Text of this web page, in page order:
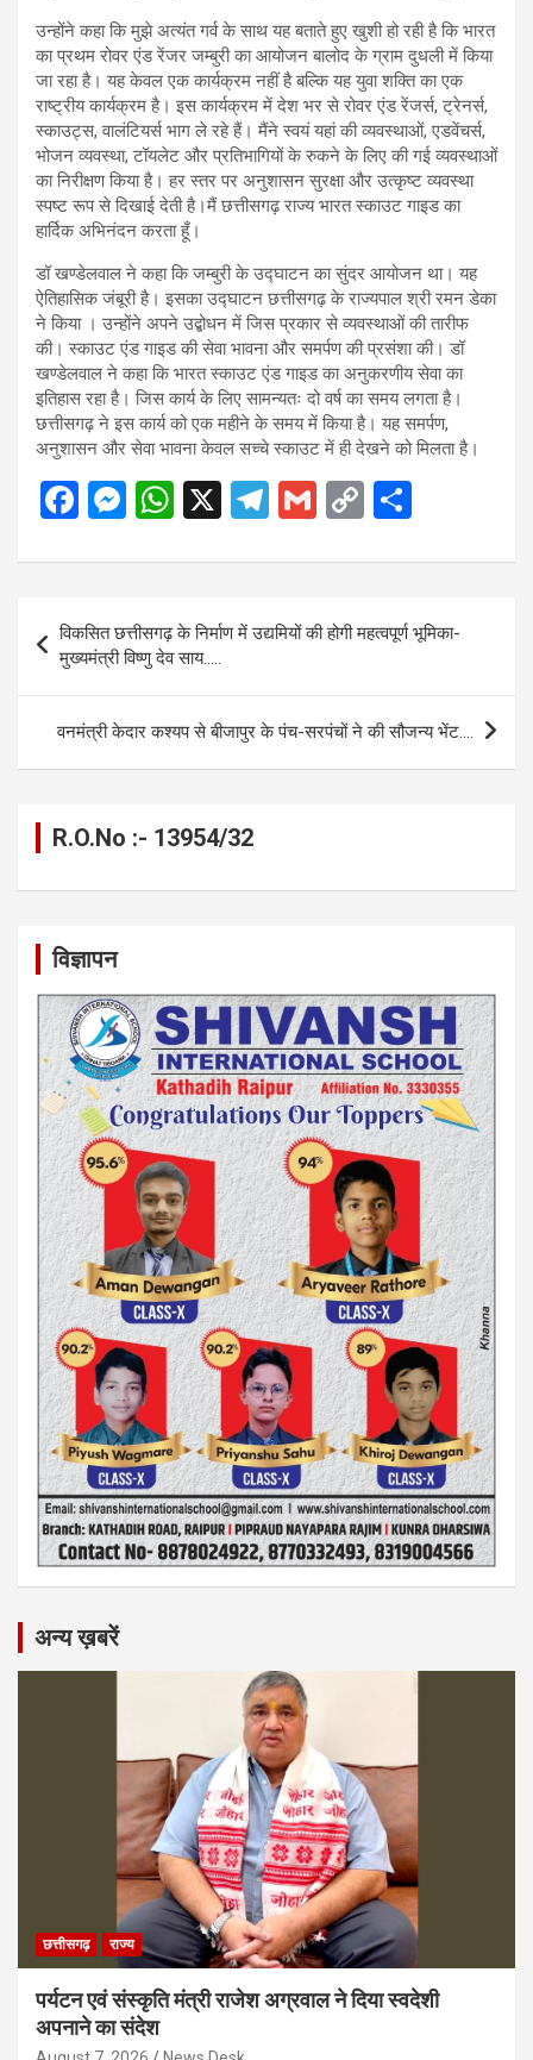
उन्होंने कहा कि मुझे अत्यंत गर्व के साथ यह बताते हुए खुशी हो रही है कि भारत
का प्रथम रोवर एंड रेंजर जम्बुरी का आयोजन बालोद के ग्राम दुधली में किया
जा रहा है। यह केवल एक कार्यक्रम नहीं है बल्कि यह युवा शक्ति का एक
राष्ट्रीय कार्यक्रम है। इस कार्यक्रम में देश भर से रोवर एंड रेंजर्स, ट्रेनर्स,
स्काउट्स, वालंटियर्स भाग ले रहे हैं। मैंने स्वयं यहां की व्यवस्थाओं, एडवेंचर्स,
भोजन व्यवस्था, टॉयलेट और प्रतिभागियों के रुकने के लिए की गई व्यवस्थाओं
का निरीक्षण किया है। हर स्तर पर अनुशासन सुरक्षा और उत्कृष्ट व्यवस्था
स्पष्ट रूप से दिखाई देती है।मैं छत्तीसगढ़ राज्य भारत स्काउट गाइड का
हार्दिक अभिनंदन करता हूँ।
डॉ खण्डेलवाल ने कहा कि जम्बुरी के उद्घाटन का सुंदर आयोजन था। यह
ऐतिहासिक जंबूरी है। इसका उद्घाटन छत्तीसगढ़ के राज्यपाल श्री रमन डेका
ने किया । उन्होंने अपने उद्बोधन में जिस प्रकार से व्यवस्थाओं की तारीफ
की। स्काउट एंड गाइड की सेवा भावना और समर्पण की प्रसंशा की। डॉ
खण्डेलवाल ने कहा कि भारत स्काउट एंड गाइड का अनुकरणीय सेवा का
इतिहास रहा है। जिस कार्य के लिए सामन्यतः दो वर्ष का समय लगता है।
छत्तीसगढ़ ने इस कार्य को एक महीने के समय में किया है। यह समर्पण,
अनुशासन और सेवा भावना केवल सच्चे स्काउट में ही देखने को मिलता है।
F
ce
b
o
o
k
M
se
n
g
er
W
at
s
A
p
p
X
T
e
gr
a
m
G
ail
C
py
n
k
ar
e
navigation
विकसित छत्तीसगढ़ के निर्माण में उद्यमियों की होगी महत्वपूर्ण भूमिका-
मुख्यमंत्री विष्णु देव साय…..
वनमंत्री केदार कश्यप से बीजापुर के पंच-सरपंचों ने की सौजन्य भेंट….
R.O.No :- 13954/32
विज्ञापन
अन्य ख़बरें
छत्तीसगढ़ राज्य
पर्यटन एवं संस्कृति मंत्री राजेश अग्रवाल ने दिया स्वदेशी
अपनाने का संदेश